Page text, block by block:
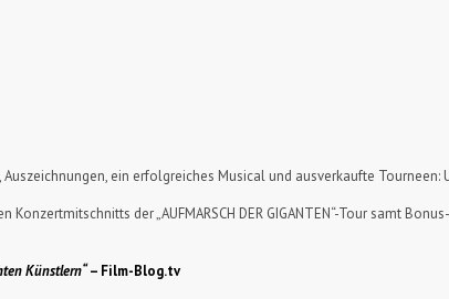
ein erfolgreiches Musical und ausverkaufte
der „AUFMARSCH DER GIGANTEN“-Tour samt
Künstlern“– Film-Blog.tv